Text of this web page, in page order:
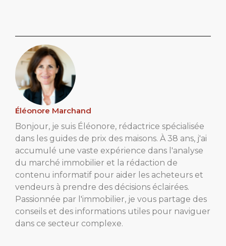
Éléonore Marchand
Bonjour, je suis Éléonore, rédactrice spécialisée
dans les guides de prix des maisons. À 38 ans, j'ai
accumulé une vaste expérience dans l'analyse
du marché immobilier et la rédaction de
contenu informatif pour aider les acheteurs et
vendeurs à prendre des décisions éclairées.
Passionnée par l'immobilier, je vous partage des
conseils et des informations utiles pour naviguer
dans ce secteur complexe.